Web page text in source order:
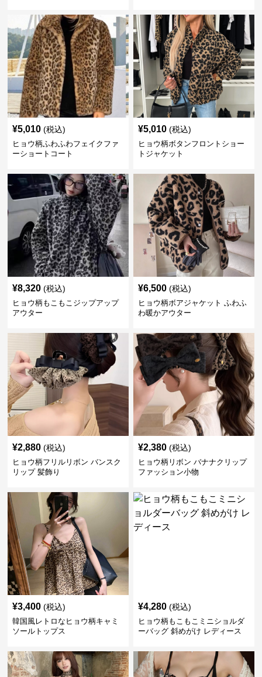
¥5,010 (税込)
ヒョウ柄ふわふわフェイクファ
ーショートコート
¥5,010 (税込)
ヒョウ柄ボタンフロントショー
トジャケット
¥8,320 (税込)
ヒョウ柄もこもこジップアップ
アウター
¥6,500 (税込)
ヒョウ柄ボアジャケット ふわふ
わ暖かアウター
¥2,880 (税込)
ヒョウ柄フリルリボン バンスク
リップ 髪飾り
¥2,380 (税込)
ヒョウ柄リボン バナナクリップ
ファッション小物
¥3,400 (税込)
韓国風レトロなヒョウ柄キャミ
ソールトップス
¥4,280 (税込)
ヒョウ柄もこもこミニショルダ
ーバッグ 斜めがけ レディース